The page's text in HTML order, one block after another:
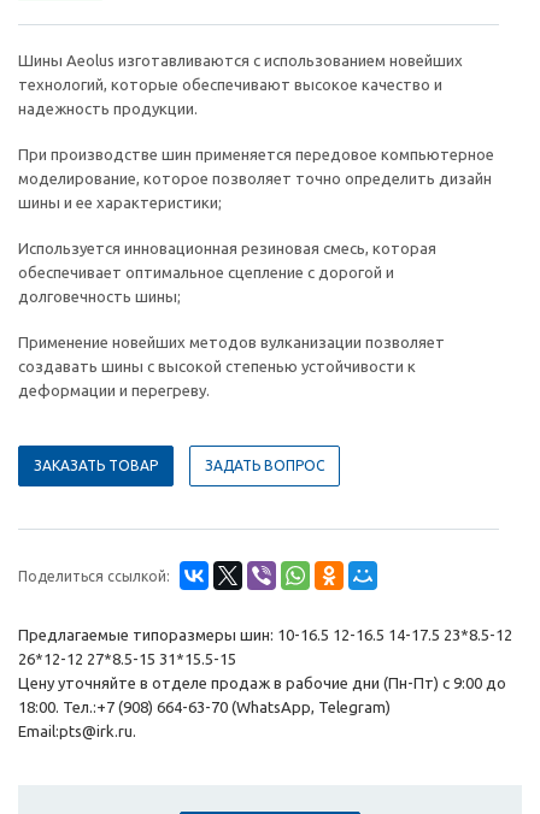
Шины Aeolus изготавливаются с использованием новейших
технологий, которые обеспечивают высокое качество и
надежность продукции.
При производстве шин применяется передовое компьютерное
моделирование, которое позволяет точно определить дизайн
шины и ее характеристики;
Используется инновационная резиновая смесь, которая
обеспечивает оптимальное сцепление с дорогой и
долговечность шины;
Применение новейших методов вулканизации позволяет
создавать шины с высокой степенью устойчивости к
деформации и перегреву.
ЗАКАЗАТЬ ТОВАР ЗАДАТЬ ВОПРОС
Поделиться ссылкой:
Предлагаемые типоразмеры шин: 10-16.5 12-16.5 14-17.5 23*8.5-12
26*12-12 27*8.5-15 31*15.5-15
Цену уточняйте в отделе продаж в рабочие дни (Пн-Пт) с 9:00 до
18:00. Тел.:+7 (908) 664-63-70 (WhatsApp, Telegram)
Email:pts@irk.ru.